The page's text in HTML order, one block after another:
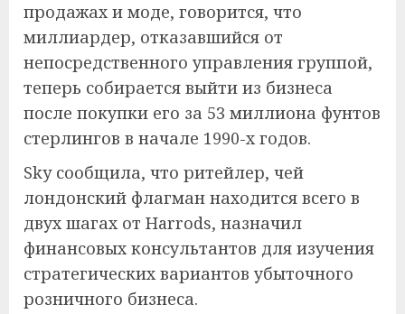
продажах и моде, говорится, что
миллиардер, отказавшийся от
непосредственного управления группой,
теперь собирается выйти из бизнеса
после покупки его за 53 миллиона фунтов
стерлингов в начале 1990-х годов.
Sky сообщила, что ритейлер, чей
лондонский флагман находится всего в
двух шагах от Harrods, назначил
финансовых консультантов для изучения
стратегических вариантов убыточного
розничного бизнеса.